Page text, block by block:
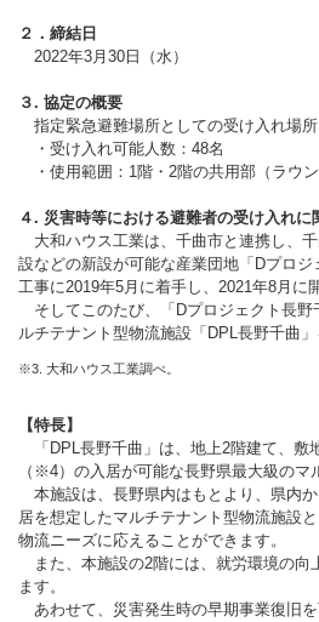
２．締結日
2022年3月30日（水）
３. 協定の概要
指定緊急避難場所としての受け入れ場
・受け入れ可能人数：48名
・使用範囲：1階・2階の共用部（ラウ
４. 災害時等における避難者の受け入れ
大和ハウス工業は、千曲市と連携し、
設などの新設が可能な産業団地「Dプロ
工事に2019年5月に着手し、2021年8月に
そしてこのたび、「Dプロジェクト長
ルチテナント型物流施設「DPL長野千曲
※3. 大和ハウス工業調べ。
【特長】
「DPL長野千曲」は、地上2階建て、敷
（※4）の入居が可能な長野県最大級の
本施設は、長野県内はもとより、県内
居を想定したマルチテナント型物流施設
物流ニーズに応えることができます。
また、本施設の2階には、就労環境の向
ます。
あわせて、災害発生時の早期事業復旧